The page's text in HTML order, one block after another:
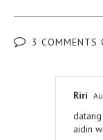
3 COMMENTS
Riri
aidin